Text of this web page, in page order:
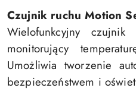
Czujnik ruchu Motion
Wielofunkcyjny
monitorujący
Umożliwia tworzenie
bezpieczeństwem i